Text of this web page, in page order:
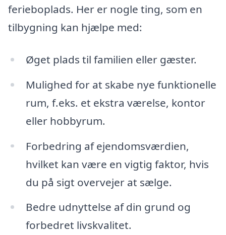
ferieboplads. Her er nogle ting, som en
tilbygning kan hjælpe med:
Øget plads til familien eller gæster.
Mulighed for at skabe nye funktionelle
rum, f.eks. et ekstra værelse, kontor
eller hobbyrum.
Forbedring af ejendomsværdien,
hvilket kan være en vigtig faktor, hvis
du på sigt overvejer at sælge.
Bedre udnyttelse af din grund og
forbedret livskvalitet.